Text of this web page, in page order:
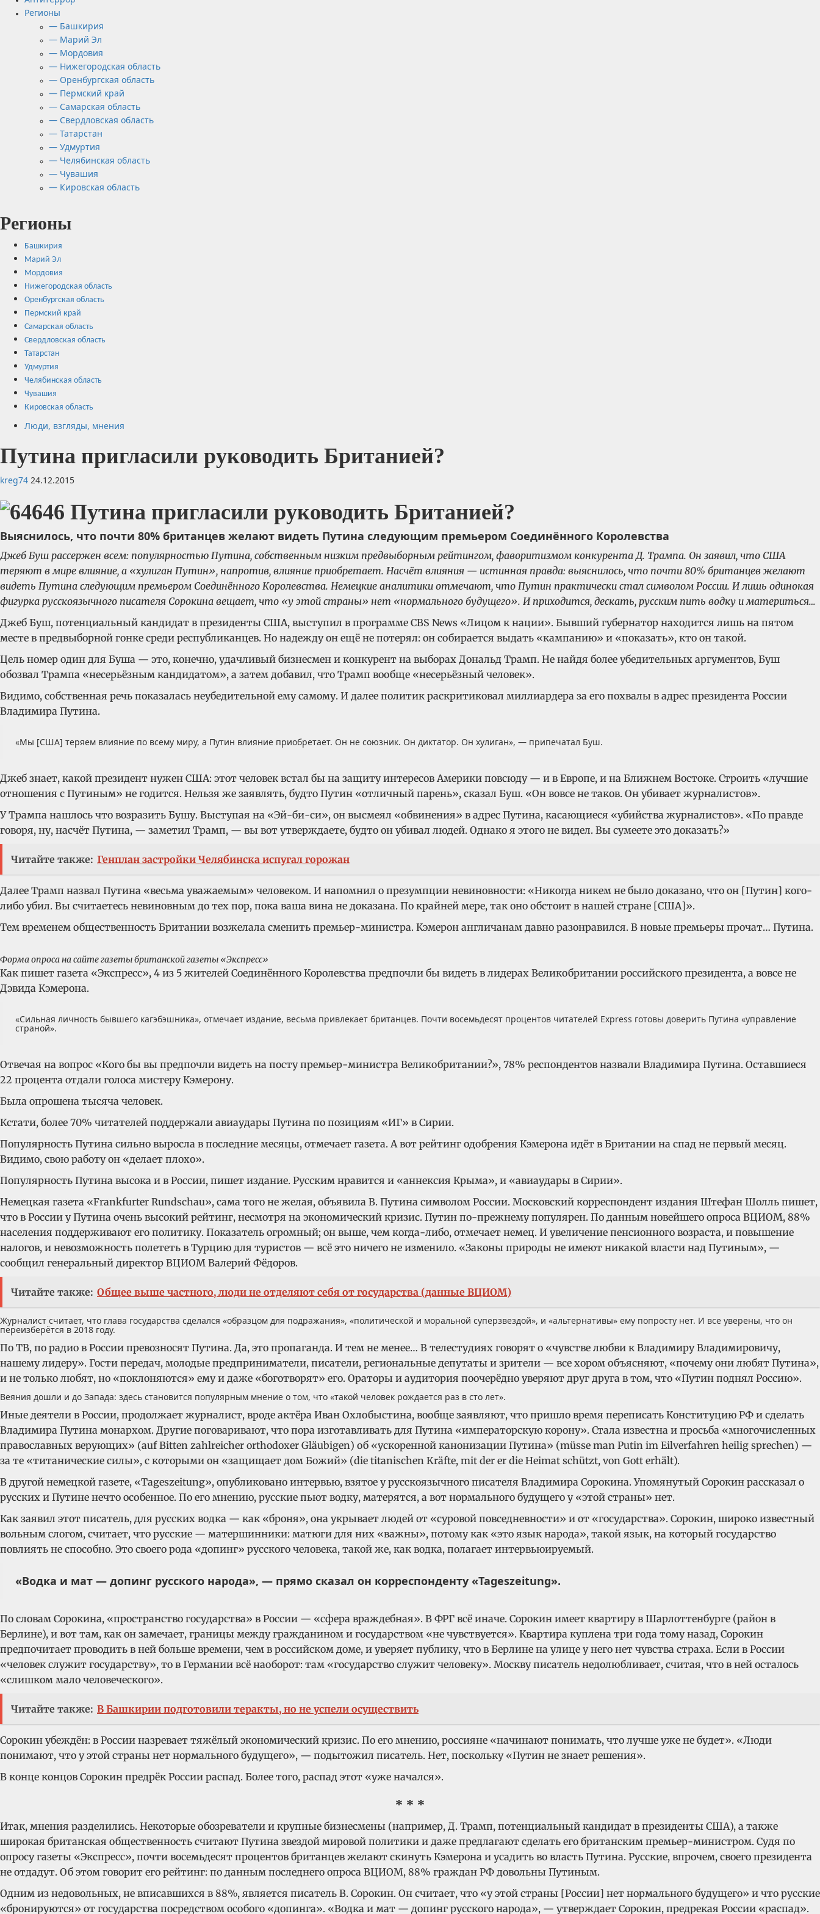
Регионы
— Башкирия
— Марий Эл
— Мордовия
— Нижегородская область
— Оренбургская область
— Пермский край
— Самарская область
— Свердловская область
— Татарстан
— Удмуртия
— Челябинская область
— Чувашия
— Кировская область
Регионы
Башкирия
Марий Эл
Мордовия
Нижегородская область
Оренбургская область
Пермский край
Самарская область
Свердловская область
Татарстан
Удмуртия
Челябинская область
Чувашия
Кировская область
Люди, взгляды, мнения
Путина пригласили руководить Британией?
kreg74 24.12.2015
Выяснилось, что почти 80% британцев желают видеть Путина следующим премьером Соединённого Королевства
Джеб Буш рассержен всем: популярностью Путина, собственным низким предвыборным рейтингом, фаворитизмом конкурента Д. Трампа. Он заявил, что США
теряют в мире влияние, а «хулиган Путин», напротив, влияние приобретает. Насчёт влияния — истинная правда: выяснилось, что почти 80% британцев желают
видеть Путина следующим премьером Соединённого Королевства. Немецкие аналитики отмечают, что Путин практически стал символом России. И лишь одинокая
фигурка русскоязычного писателя Сорокина вещает, что «у этой страны» нет «нормального будущего». И приходится, дескать, русским пить водку и материться…
Джеб Буш, потенциальный кандидат в президенты США, выступил в программе CBS News «Лицом к нации». Бывший губернатор находится лишь на пятом
месте в предвыборной гонке среди республиканцев. Но надежду он ещё не потерял: он собирается выдать «кампанию» и «показать», кто он такой.
Цель номер один для Буша — это, конечно, удачливый бизнесмен и конкурент на выборах Дональд Трамп. Не найдя более убедительных аргументов, Буш
обозвал Трампа «несерьёзным кандидатом», а затем добавил, что Трамп вообще «несерьёзный человек».
Видимо, собственная речь показалась неубедительной ему самому. И далее политик раскритиковал миллиардера за его похвалы в адрес президента России
Владимира Путина.
«Мы [США] теряем влияние по всему миру, а Путин влияние приобретает. Он не союзник. Он диктатор. Он хулиган», — припечатал Буш.
Джеб знает, какой президент нужен США: этот человек встал бы на защиту интересов Америки повсюду — и в Европе, и на Ближнем Востоке. Строить «лучшие
отношения с Путиным» не годится. Нельзя же заявлять, будто Путин «отличный парень», сказал Буш. «Он вовсе не таков. Он убивает журналистов».
У Трампа нашлось что возразить Бушу. Выступая на «Эй-би-си», он высмеял «обвинения» в адрес Путина, касающиеся «убийства журналистов». «По правде
говоря, ну, насчёт Путина, — заметил Трамп, — вы вот утверждаете, будто он убивал людей. Однако я этого не видел. Вы сумеете это доказать?»
Читайте также: Генплан застройки Челябинска испугал горожан
Далее Трамп назвал Путина «весьма уважаемым» человеком. И напомнил о презумпции невиновности: «Никогда никем не было доказано, что он [Путин] кого-
либо убил. Вы считаетесь невиновным до тех пор, пока ваша вина не доказана. По крайней мере, так оно обстоит в нашей стране [США]».
Тем временем общественность Британии возжелала сменить премьер-министра. Кэмерон англичанам давно разонравился. В новые премьеры прочат… Путина.
Форма опроса на сайте газеты британской газеты «Экспресс»
Как пишет газета «Экспресс», 4 из 5 жителей Соединённого Королевства предпочли бы видеть в лидерах Великобритании российского президента, а вовсе не
Дэвида Кэмерона.
«Сильная личность бывшего кагэбэшника», отмечает издание, весьма привлекает британцев. Почти восемьдесят процентов читателей Express готовы доверить Путина «управление
страной».
Отвечая на вопрос «Кого бы вы предпочли видеть на посту премьер-министра Великобритании?», 78% респондентов назвали Владимира Путина. Оставшиеся
22 процента отдали голоса мистеру Кэмерону.
Была опрошена тысяча человек.
Кстати, более 70% читателей поддержали авиаудары Путина по позициям «ИГ» в Сирии.
Популярность Путина сильно выросла в последние месяцы, отмечает газета. А вот рейтинг одобрения Кэмерона идёт в Британии на спад не первый месяц.
Видимо, свою работу он «делает плохо».
Популярность Путина высока и в России, пишет издание. Русским нравится и «аннексия Крыма», и «авиаудары в Сирии».
Немецкая газета «Frankfurter Rundschau», сама того не желая, объявила В. Путина символом России. Московский корреспондент издания Штефан Шолль пишет,
что в России у Путина очень высокий рейтинг, несмотря на экономический кризис. Путин по-прежнему популярен. По данным новейшего опроса ВЦИОМ, 88%
населения поддерживают его политику. Показатель огромный; он выше, чем когда-либо, отмечает немец. И увеличение пенсионного возраста, и повышение
налогов, и невозможность полететь в Турцию для туристов — всё это ничего не изменило. «Законы природы не имеют никакой власти над Путиным», —
сообщил генеральный директор ВЦИОМ Валерий Фёдоров.
Читайте также: Общее выше частного, люди не отделяют себя от государства (данные ВЦИОМ)
Журналист считает, что глава государства сделался «образцом для подражания», «политической и моральной суперзвездой», и «альтернативы» ему попросту нет. И все уверены, что он
переизберётся в 2018 году.
По ТВ, по радио в России превозносят Путина. Да, это пропаганда. И тем не менее… В телестудиях говорят о «чувстве любви к Владимиру Владимировичу,
нашему лидеру». Гости передач, молодые предприниматели, писатели, региональные депутаты и зрители — все хором объясняют, «почему они любят Путина»,
и не только любят, но «поклоняются» ему и даже «боготворят» его. Ораторы и аудитория поочерёдно уверяют друг друга в том, что «Путин поднял Россию».
Веяния дошли и до Запада: здесь становится популярным мнение о том, что «такой человек рождается раз в сто лет».
Иные деятели в России, продолжает журналист, вроде актёра Иван Охлобыстина, вообще заявляют, что пришло время переписать Конституцию РФ и сделать
Владимира Путина монархом. Другие поговаривают, что пора изготавливать для Путина «императорскую корону». Стала известна и просьба «многочисленных
православных верующих» (auf Bitten zahlreicher orthodoxer Gläubigen) об «ускоренной канонизации Путина» (müsse man Putin im Eilverfahren heilig sprechen) —
за те «титанические силы», с которыми он «защищает дом Божий» (die titanischen Kräfte, mit der er die Heimat schützt, von Gott erhält).
В другой немецкой газете, «Tageszeitung», опубликовано интервью, взятое у русскоязычного писателя Владимира Сорокина. Упомянутый Сорокин рассказал о
русских и Путине нечто особенное. По его мнению, русские пьют водку, матерятся, а вот нормального будущего у «этой страны» нет.
Как заявил этот писатель, для русских водка — как «броня», она укрывает людей от «суровой повседневности» и от «государства». Сорокин, широко известный
вольным слогом, считает, что русские — матершинники: матюги для них «важны», потому как «это язык народа», такой язык, на который государство
повлиять не способно. Это своего рода «допинг» русского человека, такой же, как водка, полагает интервьюируемый.
«Водка и мат — допинг русского народа», — прямо сказал он корреспонденту «Tageszeitung».
По словам Сорокина, «пространство государства» в России — «сфера враждебная». В ФРГ всё иначе. Сорокин имеет квартиру в Шарлоттенбурге (район в
Берлине), и вот там, как он замечает, границы между гражданином и государством «не чувствуется». Квартира куплена три года тому назад, Сорокин
предпочитает проводить в ней больше времени, чем в российском доме, и уверяет публику, что в Берлине на улице у него нет чувства страха. Если в России
«человек служит государству», то в Германии всё наоборот: там «государство служит человеку». Москву писатель недолюбливает, считая, что в ней осталось
«слишком мало человеческого».
Читайте также: В Башкирии подготовили теракты, но не успели осуществить
Сорокин убеждён: в России назревает тяжёлый экономический кризис. По его мнению, россияне «начинают понимать, что лучше уже не будет». «Люди
понимают, что у этой страны нет нормального будущего», — подытожил писатель. Нет, поскольку «Путин не знает решения».
В конце концов Сорокин предрёк России распад. Более того, распад этот «уже начался».
* * *
Итак, мнения разделились. Некоторые обозреватели и крупные бизнесмены (например, Д. Трамп, потенциальный кандидат в президенты США), а также
широкая британская общественность считают Путина звездой мировой политики и даже предлагают сделать его британским премьер-министром. Судя по
опросу газеты «Экспресс», почти восемьдесят процентов британцев желают скинуть Кэмерона и усадить во власть Путина. Русские, впрочем, своего президента
не отдадут. Об этом говорит его рейтинг: по данным последнего опроса ВЦИОМ, 88% граждан РФ довольны Путиным.
Одним из недовольных, не вписавшихся в 88%, является писатель В. Сорокин. Он считает, что «у этой страны [России] нет нормального будущего» и что русские
«бронируются» от государства посредством особого «допинга». «Водка и мат — допинг русского народа», — утверждает Сорокин, предрекая России «распад».